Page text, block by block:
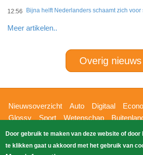
12:56 Bijna helft Nederlanders schaamt zich voor
Meer artikelen..
Overig nieuws
Hoofdnavigatie
Nieuwsoverzicht Auto Digitaal
Glossy
Sport Wetenschap
Bizzpress
Blik op 112 Provincies
Zoeken
Copyright Blik Op
Door gebruik te maken van deze website of
te klikken gaat u akkoord met het gebruik van